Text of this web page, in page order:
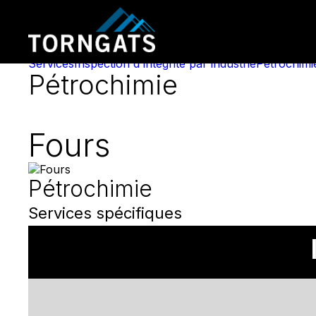
ServicesInspection d'intégrité par industrie
Pétrochimie
Fours
Pétrochimie
Services spécifiques